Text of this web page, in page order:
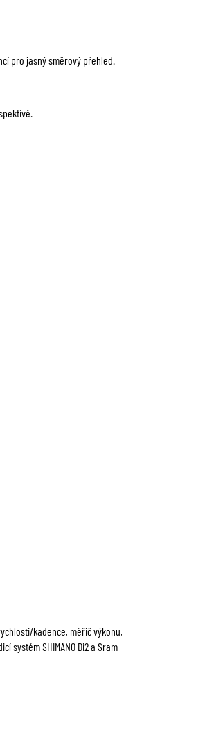
pro jasný směrový přehled.
kadence, měřič výkonu,
SHIMANO Di2 a Sram